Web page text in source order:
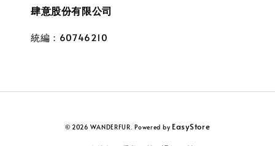
肆意股份有限公司
統編：60746210
© 2026 WANDERFUR. Powered by EasyStore